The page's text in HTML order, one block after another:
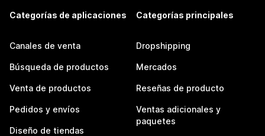
Categorías de aplicaciones
Canales de venta
Búsqueda de productos
Venta de productos
Pedidos y envíos
Diseño de tiendas
Categorías principales
Dropshipping
Mercados
Reseñas de producto
Ventas adicionales y
paquetes